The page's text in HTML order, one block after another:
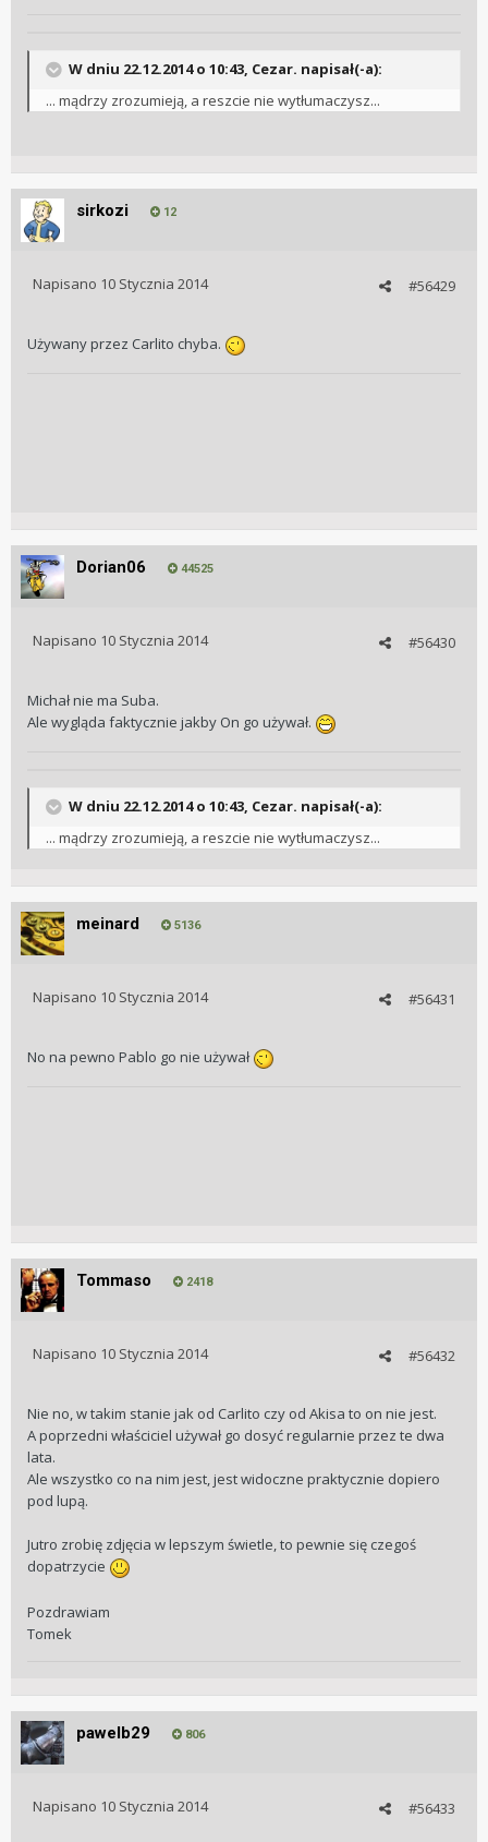
W dniu 22.12.2014 o 10:43, Cezar. napisał(-a):
... mądrzy zrozumieją, a reszcie nie wytłumaczysz...
sirkozi 12
#56429
Napisano 10 Stycznia 2014
Używany przez Carlito chyba.
Dorian06 44525
#56430
Napisano 10 Stycznia 2014
Michał nie ma Suba.
Ale wygląda faktycznie jakby On go używał.
W dniu 22.12.2014 o 10:43, Cezar. napisał(-a):
... mądrzy zrozumieją, a reszcie nie wytłumaczysz...
meinard 5136
#56431
Napisano 10 Stycznia 2014
No na pewno Pablo go nie używał
Tommaso 2418
#56432
Napisano 10 Stycznia 2014
Nie no, w takim stanie jak od Carlito czy od Akisa to on nie jest.
A poprzedni właściciel używał go dosyć regularnie przez te dwa
lata.
Ale wszystko co na nim jest, jest widoczne praktycznie dopiero
pod lupą.
Jutro zrobię zdjęcia w lepszym świetle, to pewnie się czegoś
dopatrzycie
Pozdrawiam
Tomek
pawelb29 806
#56433
Napisano 10 Stycznia 2014